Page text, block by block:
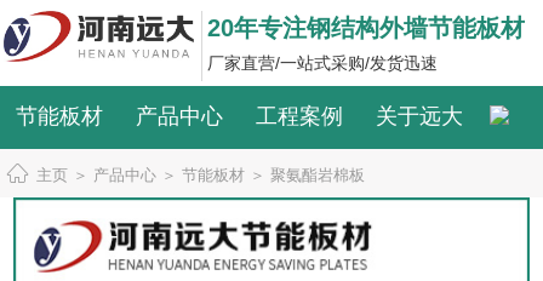
20年专注钢结构外墙节能板材
厂家直营/一站式采购/发货迅速
节能板材 产品中心 工程案例 关于远大
主页＞ 产品中心＞ 节能板材＞ 聚氨酯岩棉板